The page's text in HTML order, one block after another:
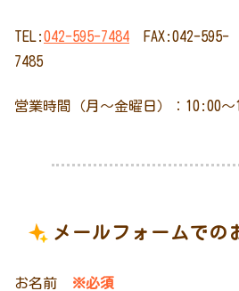
TEL:042-595-7484 FAX:042-595-
7485
営業時間（月～金曜日）：10:00
メールフォームでの
お名前 ※必須